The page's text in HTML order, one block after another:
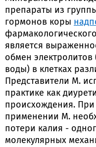
препараты из
гормонов коры
является
обмен
воды) в клетках
Представители М.
практике как
происхождения.
применении М.
потери калия -
молекулярных